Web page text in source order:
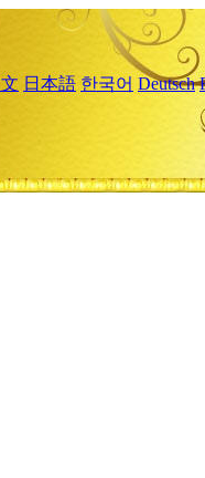
日本語 한국어 Deutsch